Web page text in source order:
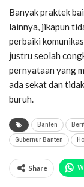
Banyak praktek
lainnya, jikapun
perbaiki
justru seolah
pernyataan yang
ada sekat dan
buruh.
Banten
Gubernur Banten
Share